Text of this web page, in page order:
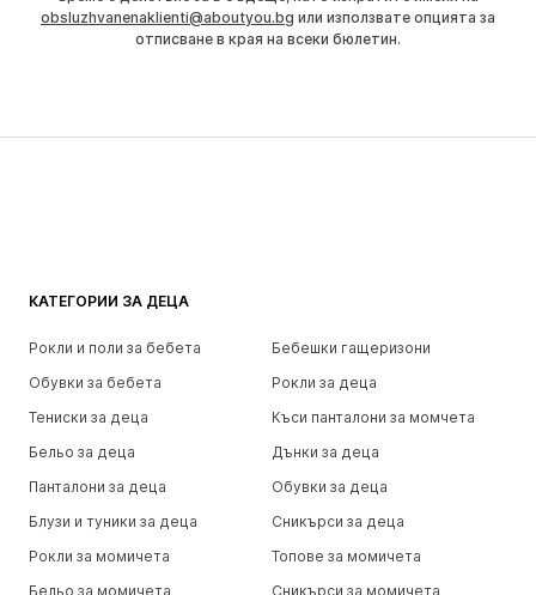
obsluzhvanenaklienti@aboutyou.bg или използвате опцията за
отписване в края на всеки бюлетин.
КАТЕГОРИИ ЗА ДЕЦА
Рокли и поли за бебета
Бебешки гащеризони
Обувки за бебета
Рокли за деца
Тениски за деца
Къси панталони за момчета
Бельо за деца
Дънки за деца
Панталони за деца
Обувки за деца
Блузи и туники за деца
Сникърси за деца
Рокли за момичета
Топове за момичета
Бельо за момичета
Сникърси за момичета